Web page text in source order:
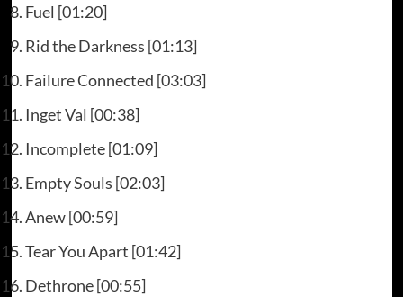
Fuel [01:20]
Rid the Darkness [01:13]
Failure Connected [03:03]
Inget Val [00:38]
Incomplete [01:09]
Empty Souls [02:03]
Anew [00:59]
Tear You Apart [01:42]
Dethrone [00:55]